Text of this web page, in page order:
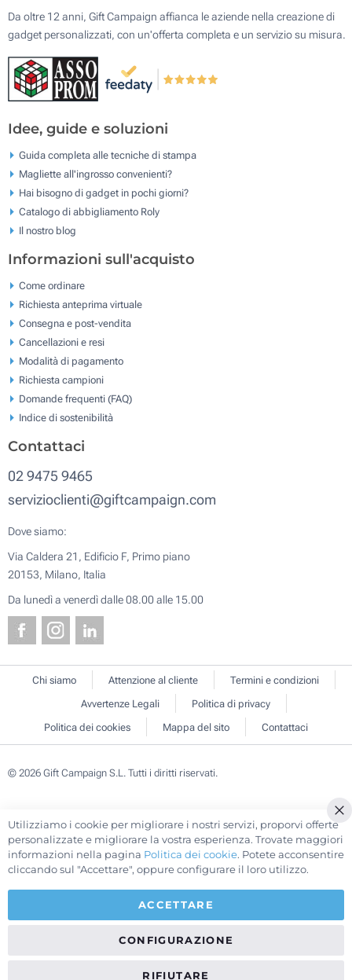
Da oltre 12 anni, Gift Campaign affianca le aziende nella creazione di
gadget personalizzati, con un'offerta completa e un servizio su misura.
Idee, guide e soluzioni
Guida completa alle tecniche di stampa
Magliette all'ingrosso convenienti?
Hai bisogno di gadget in pochi giorni?
Catalogo di abbigliamento Roly
Il nostro blog
Informazioni sull'acquisto
Come ordinare
Richiesta anteprima virtuale
Consegna e post-vendita
Cancellazioni e resi
Modalità di pagamento
Richiesta campioni
Domande frequenti (FAQ)
Indice di sostenibilità
Contattaci
02 9475 9465
servizioclienti@giftcampaign.com
Dove siamo:
Via Caldera 21, Edificio F, Primo piano
20153, Milano, Italia
Da lunedì a venerdì dalle 08.00 alle 15.00
Chi siamo Attenzione al cliente
Termini e condizioni
Avvertenze Legali
Politica di privacy
Politica dei cookies
Mappa del sito Contattaci
© 2026 Gift Campaign S.L. Tutti i diritti riservati.
Utilizziamo i cookie per migliorare i nostri servizi, proporvi offerte
personalizzate e migliorare la vostra esperienza. Trovate maggiori
informazioni nella pagina Politica dei cookie. Potete acconsentire
cliccando sul "Accettare", oppure configurare il loro utilizzo.
ACCETTARE
CONFIGURAZIONE
RIFIUTARE